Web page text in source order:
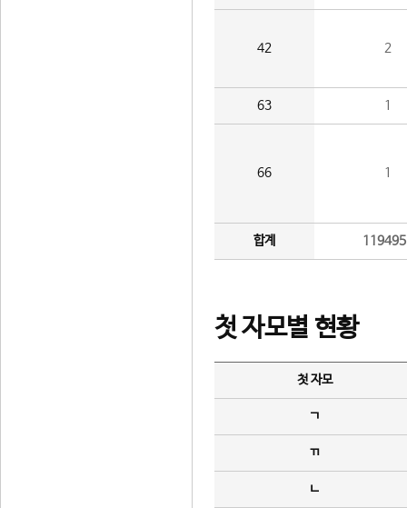
42 2
63 1
66 1
합계
첫 자모별 현황
첫 자모
ㄱ
ㄲ
ㄴ